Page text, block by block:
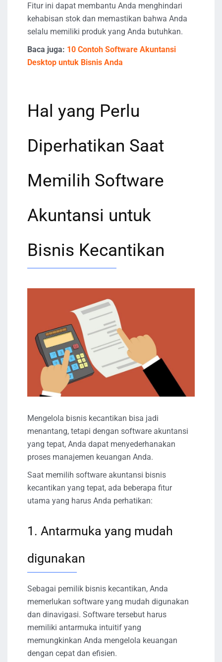
Fitur ini dapat membantu Anda menghindari
kehabisan stok dan memastikan bahwa Anda
selalu memiliki produk yang Anda butuhkan.
Baca juga: 10 Contoh Software Akuntansi
Desktop untuk Bisnis Anda
Hal yang Perlu
Diperhatikan Saat
Memilih Software
Akuntansi untuk
Bisnis Kecantikan
Mengelola bisnis kecantikan bisa jadi
menantang, tetapi dengan software akuntansi
yang tepat, Anda dapat menyederhanakan
proses manajemen keuangan Anda.
Saat memilih software akuntansi bisnis
kecantikan yang tepat, ada beberapa fitur
utama yang harus Anda perhatikan:
1. Antarmuka yang mudah
digunakan
Sebagai pemilik bisnis kecantikan, Anda
memerlukan software yang mudah digunakan
dan dinavigasi. Software tersebut harus
memiliki antarmuka intuitif yang
memungkinkan Anda mengelola keuangan
dengan cepat dan efisien.